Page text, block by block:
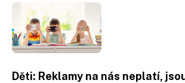
Děti: Reklamy na nás neplatí,